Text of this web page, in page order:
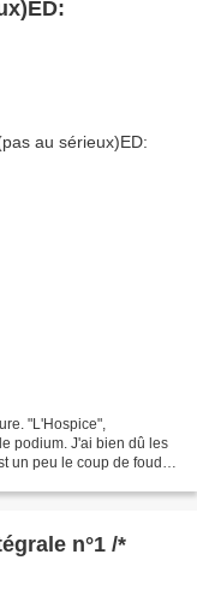
"L'Hospice",
podium. J'ai bien dû les
un peu le coup de foudre
n°1 /*